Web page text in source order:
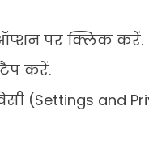
पर क्लिक करें.
करें.
(Settings